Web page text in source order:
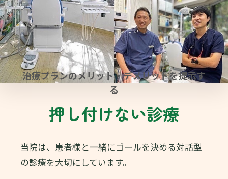
治療プランのメリット・デメリットを提示す
る
押し付けない診療
当院は、患者様と一緒にゴールを決める対話型
の診療を大切にしています。